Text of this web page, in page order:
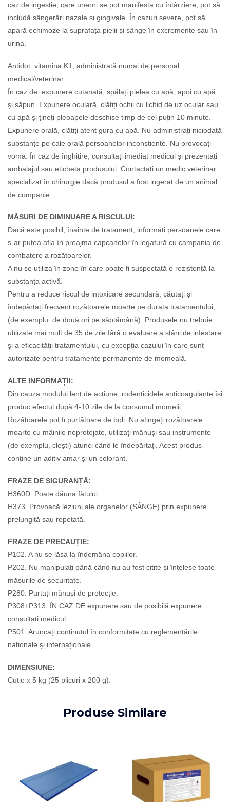
caz de ingestie, care uneori se pot manifesta cu întârziere, pot să
includă sângerări nazale și gingivale. În cazuri severe, pot să
apară echimoze la suprafața pielii și sânge în excremente sau în
urina.
Antidot: vitamina K1, administrată numai de personal
medical/veterinar.
În caz de: expunere cutanată, spălați pielea cu apă, apoi cu apă
și săpun. Expunere oculară, clătiți ochii cu lichid de uz ocular sau
cu apă și țineți pleoapele deschise timp de cel puțin 10 minute.
Expunere orală, clătiți atent gura cu apă. Nu administrați niciodată
substanțe pe cale orală persoanelor inconștiente. Nu provocați
voma. În caz de înghițire, consultați imediat medicul și prezentați
ambalajul sau eticheta produsului. Contactați un medic veterinar
specializat în chirurgie dacă produsul a fost ingerat de un animal
de companie.
MĂSURI DE DIMINUARE A RISCULUI:
Dacă este posibil, înainte de tratament, informați persoanele care
s-ar putea afla în preajma capcanelor în legatură cu campania de
combatere a rozătoarelor.
A nu se utiliza în zone în care poate fi suspectată o rezistență la
substanța activă.
Pentru a reduce riscul de intoxicare secundară, căutați și
îndepărtați frecvent rozătoarele moarte pe durata tratamentului,
(de exemplu: de două ori pe săptămână). Produsele nu trebuie
utilizate mai mult de 35 de zile fără o evaluare a stării de infestare
și a eficacității tratamentului, cu excepția cazului în care sunt
autorizate pentru tratamente permanente de momeală.
ALTE INFORMAȚII:
Din cauza modului lent de acțiune, rodenticidele anticoagulante își
produc efectul după 4-10 zile de la consumul momelii.
Rozătoarele pot fi purtătoare de boli. Nu atingeți rozătoarele
moarte cu mâinile neprotejate, utilizați mănuși sau instrumente
(de exemplu, clești) atunci când le îndepărtați. Acest produs
conține un aditiv amar și un colorant.
FRAZE DE SIGURANȚĂ:
H360D. Poate dăuna fătului.
H373. Provoacă leziuni ale organelor (SÂNGE) prin expunere
prelungită sau repetată.
FRAZE DE PRECAUȚIE:
P102. A nu se lăsa la îndemâna copiilor.
P202. Nu manipulați până când nu au fost citite și înțelese toate
măsurile de securitate.
P280. Purtați mănuși de protecție.
P308+P313. ÎN CAZ DE expunere sau de posibilă expunere:
consultați medicul.
P501. Aruncați conținutul în conformitate cu reglementările
naționale și internaționale.
DIMENSIUNE:
Cutie x 5 kg (25 plicuri x 200 g).
Produse Similare